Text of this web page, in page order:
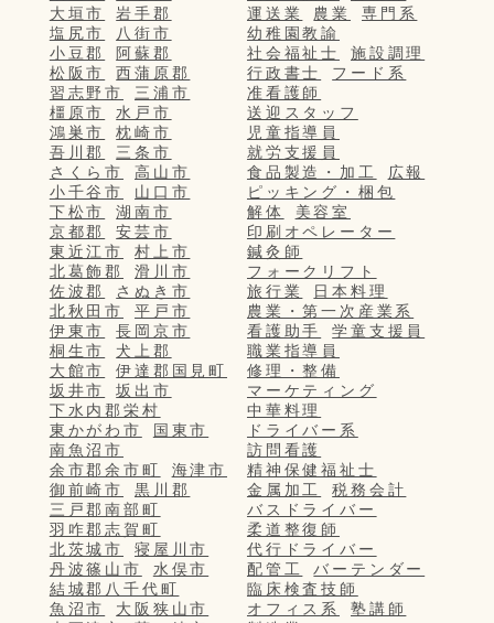
大垣市
岩手郡
塩尻市
八街市
小豆郡
阿蘇郡
松阪市
西蒲原郡
習志野市
三浦市
橿原市
水戸市
鴻巣市
枕崎市
吾川郡
三条市
さくら市
高山市
小千谷市
山口市
下松市
湖南市
京都郡
安芸市
東近江市
村上市
北葛飾郡
滑川市
佐波郡
さぬき市
北秋田市
平戸市
伊東市
長岡京市
桐生市
犬上郡
大館市
伊達郡国見町
坂井市
坂出市
下水内郡栄村
東かがわ市
国東市
南魚沼市
余市郡余市町
海津市
御前崎市
黒川郡
三戸郡南部町
羽咋郡志賀町
北茨城市
寝屋川市
丹波篠山市
水俣市
結城郡八千代町
魚沼市
大阪狭山市
運送業
農業
専門系
幼稚園教諭
社会福祉士
施設調理
行政書士
フード系
准看護師
送迎スタッフ
児童指導員
就労支援員
食品製造・加工
広報
ピッキング・梱包
解体
美容室
印刷オペレーター
鍼灸師
フォークリフト
旅行業
日本料理
農業・第一次産業系
看護助手
学童支援員
職業指導員
修理・整備
マーケティング
中華料理
ドライバー系
訪問看護
精神保健福祉士
金属加工
税務会計
バスドライバー
柔道整復師
代行ドライバー
配管工
バーテンダー
臨床検査技師
オフィス系
塾講師